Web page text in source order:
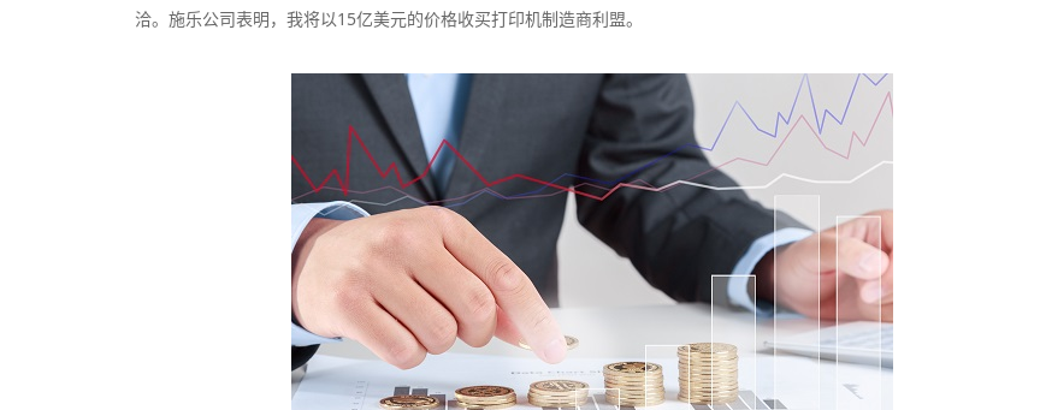
洽。施乐公司表明，我将以15亿美元的价格收买打印机制造商利盟。
监管中 TMGM
澳大利亚ASIC全牌照
（MM）